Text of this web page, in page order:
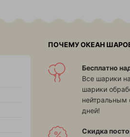
ПОЧЕМУ ОКЕАН
Бесплатно
Все шарики
шарики
нейтральным
дней!
Скидка